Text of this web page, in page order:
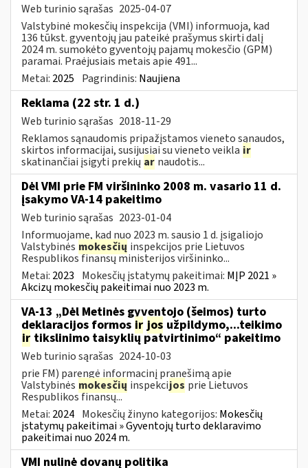
Web turinio sąrašas 2025-04-07
Valstybinė mokesčių inspekcija (VMI) informuoja, kad
136 tūkst. gyventojų jau pateikė prašymus skirti dalį
2024 m. sumokėto gyventojų pajamų mokesčio (GPM)
paramai. Praėjusiais metais apie 491...
Metai: 2025 Pagrindinis: Naujiena
Reklama (22 str. 1 d.)
Web turinio sąrašas 2018-11-29
Reklamos sąnaudomis pripažįstamos vieneto sąnaudos,
skirtos informacijai, susijusiai su vieneto veikla ir
skatinančiai įsigyti prekių ar naudotis...
Dėl VMI prie FM viršininko 2008 m. vasario 11 d.
įsakymo VA-14 pakeitimo
Web turinio sąrašas 2023-01-04
Informuojame, kad nuo 2023 m. sausio 1 d. įsigaliojo
Valstybinės mokesčių inspekcijos prie Lietuvos
Respublikos finansų ministerijos viršininko...
Metai: 2023 Mokesčių įstatymų pakeitimai: MĮP 2021 »
Akcizų mokesčių pakeitimai nuo 2023 m.
VA-13 „Dėl Metinės gyventojo (šeimos) turto
deklaracijos formos ir jos užpildymo,...teikimo
ir tikslinimo taisyklių patvirtinimo“ pakeitimo
Web turinio sąrašas 2024-10-03
prie FM) parengė informacinį pranešimą apie
Valstybinės mokesčių inspekcijos prie Lietuvos
Respublikos finansų...
Metai: 2024 Mokesčių žinyno kategorijos: Mokesčių
įstatymų pakeitimai » Gyventojų turto deklaravimo
pakeitimai nuo 2024 m.
VMI nulinė dovanų politika